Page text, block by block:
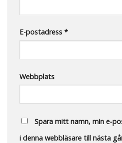
E-postadress *
Webbplats
Spara mitt namn, min e-
i denna webbläsare till nästa